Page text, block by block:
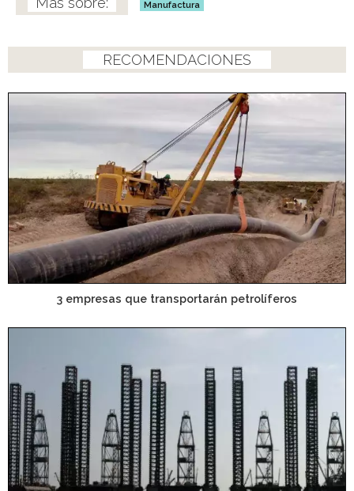
Manufactura
RECOMENDACIONES
3 empresas que transportarán petrolíferos